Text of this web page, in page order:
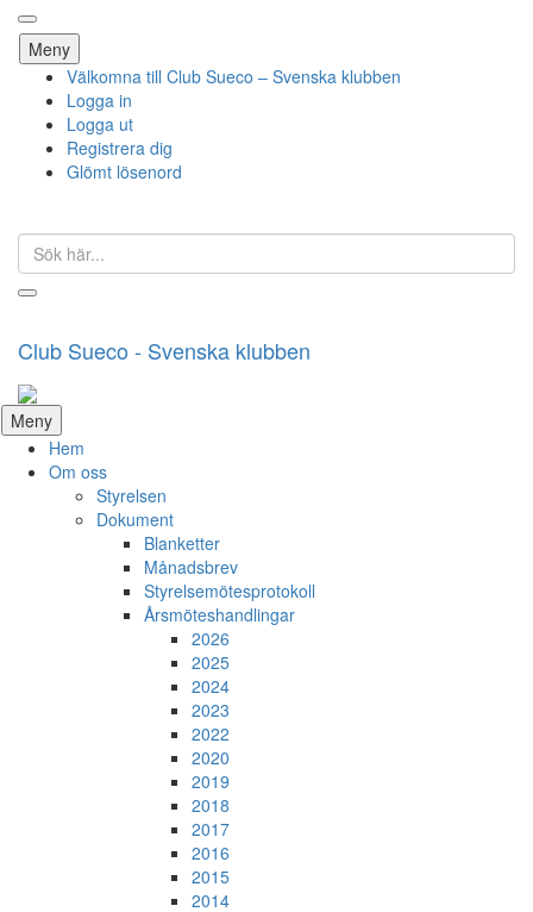
Meny Hoppa
till
innehåll
Välkomna till Club Sueco – Svenska klubben
Logga in
Logga ut
Registrera dig
Glömt lösenord
Sök
efter:
Club Sueco - Svenska klubben
Meny Hoppa
till
innehåll
Hem
Om oss
Styrelsen
Dokument
Blanketter
Månadsbrev
Styrelsemötesprotokoll
Årsmöteshandlingar
2026
2025
2024
2023
2022
2020
2019
2018
2017
2016
2015
2014